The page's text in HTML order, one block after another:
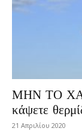
ΜΗΝ ΤΟ
κάψετε
21 Απριλίου 2020